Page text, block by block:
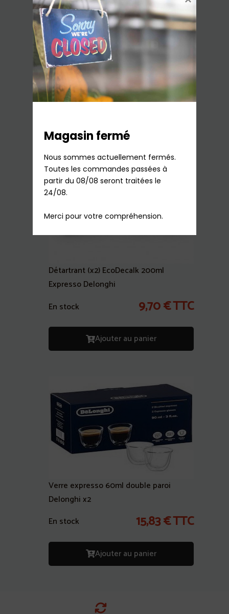
Détartrant EcoDecalk 500ml Expresso
Delonghi
En stock
17,90€TTC
Détartrant (x2) EcoDecalk 200ml
Expresso Delonghi
En stock
9,70€TTC
Ajouter au panier
Verre expresso 60ml double paroi
Delonghi x2
En stock
15,83€TTC
Ajouter au panier
Magasin fermé
Nous sommes actuellement fermés.
Toutes les commandes passées à
partir du 08/08 seront traitées le
24/08.
Merci pour votre compréhension.